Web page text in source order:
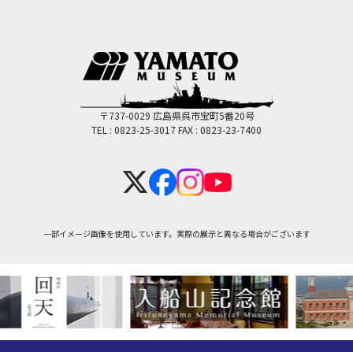
〒737-0029 広島県呉市宝町5番20号
TEL : 0823-25-3017FAX : 0823-23-7400
一部イメージ画像を使用しています。実際の展示と異なる場合がございます